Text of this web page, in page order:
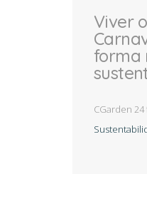
Viver o
forma
CGarden 24